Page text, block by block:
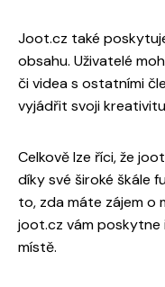
Joot.cz také
obsahu. Uživatelé
či videa s ostatními
vyjádřit svoji
Celkově lze říci, že
díky své široké škále
to, zda máte zájem o
joot.cz vám poskytne
místě.